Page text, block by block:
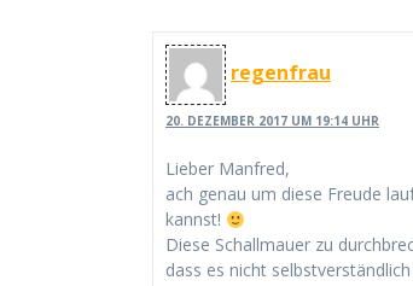
regenfrau
20. DEZEMBER 2017 UM 19:14 UHR
Lieber Manfred,
ach genau um diese Freude
kannst!
Diese Schallmauer zu
dass es nicht